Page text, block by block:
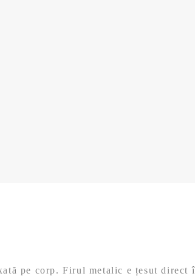
pe corp. Firul metalic e țesut